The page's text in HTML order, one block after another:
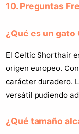
10. Preguntas
¿Qué es un
El Celtic Shorthair
origen europeo.
carácter duradero.
versátil pudiendo
¿Qué tamaño